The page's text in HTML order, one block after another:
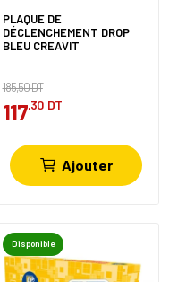
PLAQUE DE
DÉCLENCHEMENT DROP
BLEU CREAVIT
185,50 DT
117,30 DT
Ajouter
Disponible